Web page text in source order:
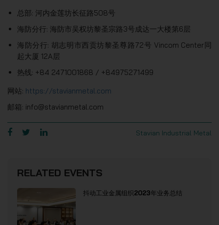
总部: 河内金莲坊长征路508号
海防分行: 海防市吴权坊黎圣宗路3号成达一大楼第6层
海防分行: 胡志明市西贡坊黎圣尊路72号 Vincom Center同
起大厦 12A层
热线: +84 2471001868 / +84975271499
网站: https://stavianmetal.com
邮箱: info@stavianmetal.com
Stavian Industrial Metal
RELATED EVENTS
抖动工业金属组织2023年业务总结